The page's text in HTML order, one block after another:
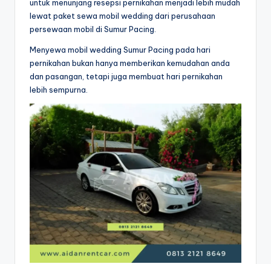
untuk menunjang resepsi pernikahan menjadi lebih mudah
lewat paket sewa mobil wedding dari perusahaan
persewaan mobil di Sumur Pacing.
Menyewa mobil wedding Sumur Pacing pada hari
pernikahan bukan hanya memberikan kemudahan anda
dan pasangan, tetapi juga membuat hari pernikahan
lebih sempurna.